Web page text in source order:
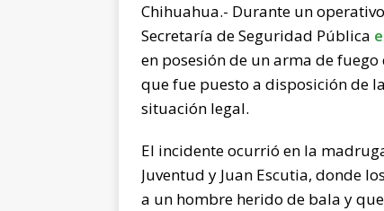
at
s
A
p
p
c
e
b
o
o
k
it
te
r
p
y
Li
k
m
p
ar
r
Chihuahua.- Durante un
Secretaría de Seguridad Pública
en posesión de un arma de
que fue puesto a disposición de
situación legal.
El incidente ocurrió en la
Juventud y Juan Escutia, donde
a un hombre herido de bala y